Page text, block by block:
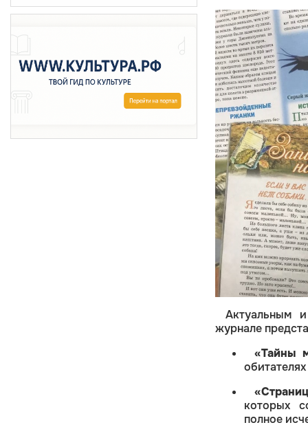
Актуальным
журнале
«Тайны
которых
полное